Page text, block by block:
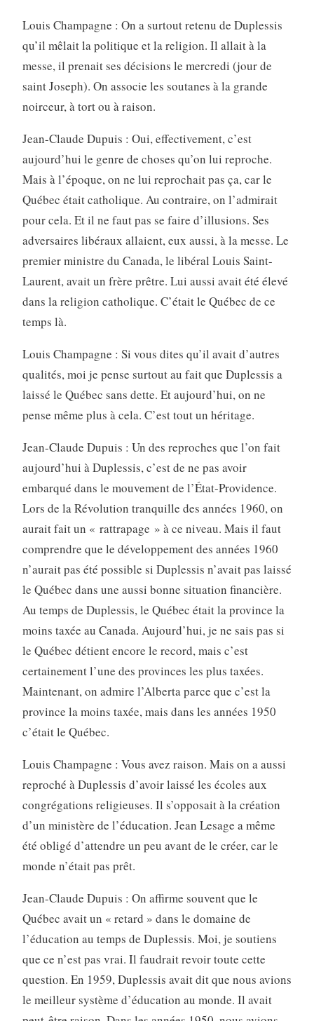
Louis Champagne : On a surtout retenu de Duplessis
qu’il mêlait la politique et la religion. Il allait à la
messe, il prenait ses décisions le mercredi (jour de
saint Joseph). On associe les soutanes à la grande
noirceur, à tort ou à raison.
Jean-Claude Dupuis : Oui, effectivement, c’est
aujourd’hui le genre de choses qu’on lui reproche.
Mais à l’époque, on ne lui reprochait pas ça, car le
Québec était catholique. Au contraire, on l’admirait
pour cela. Et il ne faut pas se faire d’illusions. Ses
adversaires libéraux allaient, eux aussi, à la messe. Le
premier ministre du Canada, le libéral Louis Saint-
Laurent, avait un frère prêtre. Lui aussi avait été élevé
dans la religion catholique. C’était le Québec de ce
temps là.
Louis Champagne : Si vous dites qu’il avait d’autres
qualités, moi je pense surtout au fait que Duplessis a
laissé le Québec sans dette. Et aujourd’hui, on ne
pense même plus à cela. C’est tout un héritage.
Jean-Claude Dupuis : Un des reproches que l’on fait
aujourd’hui à Duplessis, c’est de ne pas avoir
embarqué dans le mouvement de l’État-Providence.
Lors de la Révolution tranquille des années 1960, on
aurait fait un « rattrapage » à ce niveau. Mais il faut
comprendre que le développement des années 1960
n’aurait pas été possible si Duplessis n’avait pas laissé
le Québec dans une aussi bonne situation financière.
Au temps de Duplessis, le Québec était la province la
moins taxée au Canada. Aujourd’hui, je ne sais pas si
le Québec détient encore le record, mais c’est
certainement l’une des provinces les plus taxées.
Maintenant, on admire l’Alberta parce que c’est la
province la moins taxée, mais dans les années 1950
c’était le Québec.
Louis Champagne : Vous avez raison. Mais on a aussi
reproché à Duplessis d’avoir laissé les écoles aux
congrégations religieuses. Il s’opposait à la création
d’un ministère de l’éducation. Jean Lesage a même
été obligé d’attendre un peu avant de le créer, car le
monde n’était pas prêt.
Jean-Claude Dupuis : On affirme souvent que le
Québec avait un « retard » dans le domaine de
l’éducation au temps de Duplessis. Moi, je soutiens
que ce n’est pas vrai. Il faudrait revoir toute cette
question. En 1959, Duplessis avait dit que nous avions
le meilleur système d’éducation au monde. Il avait